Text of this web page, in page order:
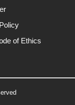
of Ethics